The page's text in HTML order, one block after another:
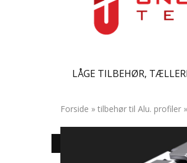
LÅGE TILBEHØR,
Forside » tilbehør til Alu. profiler »